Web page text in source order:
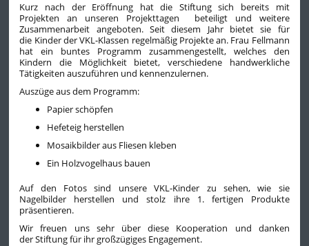
Kurz nach der Eröffnung hat die Stiftung sich bereits mit
Projekten an unseren Projekttagen beteiligt und weitere
Zusammenarbeit angeboten. Seit diesem Jahr bietet sie für
die Kinder der VKL-Klassen regelmäßig Projekte an. Frau Fellmann
hat ein buntes Programm zusammengestellt, welches den
Kindern die Möglichkeit bietet, verschiedene handwerkliche
Tätigkeiten auszuführen und kennenzulernen.
Auszüge aus dem Programm:
Papier schöpfen
Hefeteig herstellen
Mosaikbilder aus Fliesen kleben
Ein Holzvogelhaus bauen
Auf den Fotos sind unsere VKL-Kinder zu sehen, wie sie
Nagelbilder herstellen und stolz ihre 1. fertigen Produkte
präsentieren.
Wir freuen uns sehr über diese Kooperation und danken
der Stiftung für ihr großzügiges Engagement.